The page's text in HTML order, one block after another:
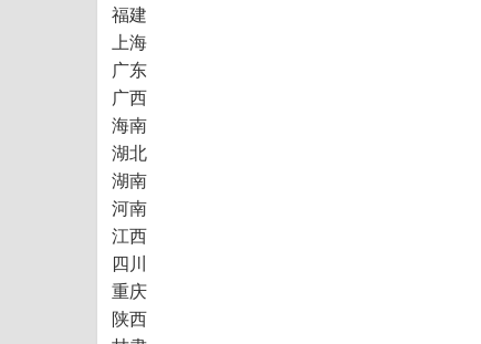
福建
上海
广东
广西
海南
湖北
湖南
河南
江西
四川
重庆
陕西